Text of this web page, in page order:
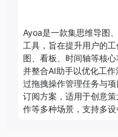
Ayoa是一款集思维导图
工具，旨在提升用户的
图、看板、时间轴等核
并整合AI助手以优化工
过拖拽操作管理任务与
订阅方案，适用于创意
作等多种场景，支持多设